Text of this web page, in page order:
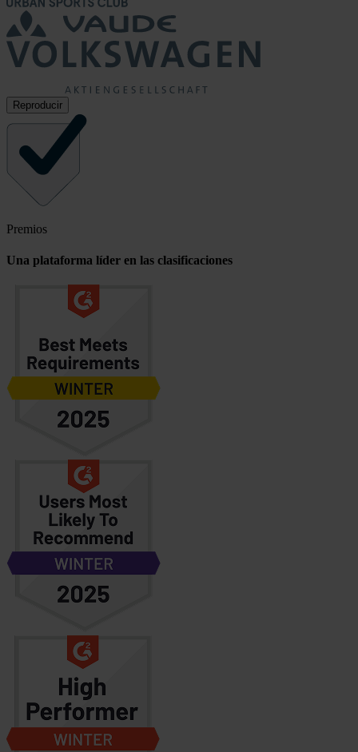
Reproducir
Premios
Una plataforma líder en las clasificaciones